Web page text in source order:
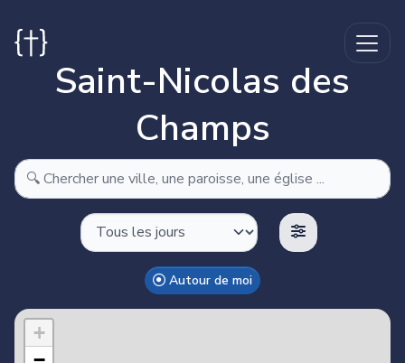
Saint-Nicolas des
Champs
Autour de moi
Make this Notebook Trusted to load map: File -> Trust